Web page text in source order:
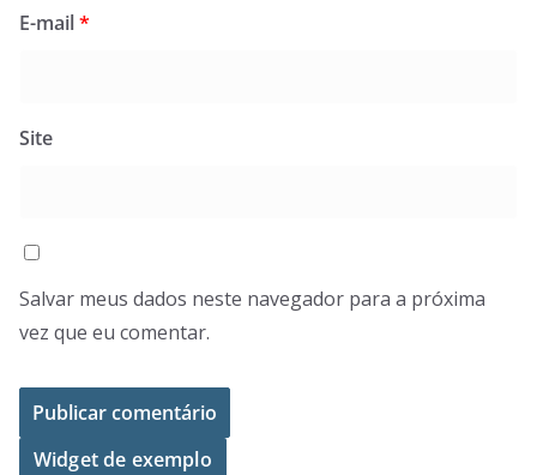
E-mail*
Site
Salvar meus dados neste navegador para a próxima
vez que eu comentar.
Widget de exemplo